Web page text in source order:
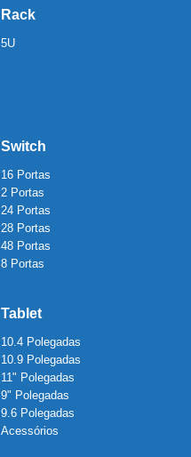
Rack
5U
Switch
16 Portas
2 Portas
24 Portas
28 Portas
48 Portas
8 Portas
Tablet
10.4 Polegadas
10.9 Polegadas
11" Polegadas
9" Polegadas
9.6 Polegadas
Acessórios